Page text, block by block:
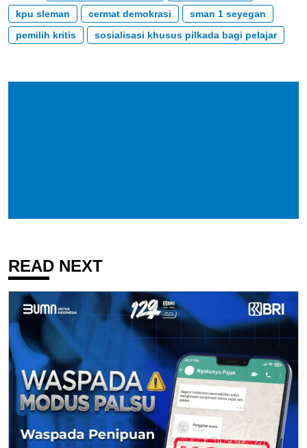
kpu sleman
cermat demokrasi
sman 1 seyegan
pemilih kritis
sosialisasi khusus pilkada bagi pelajar
READ NEXT